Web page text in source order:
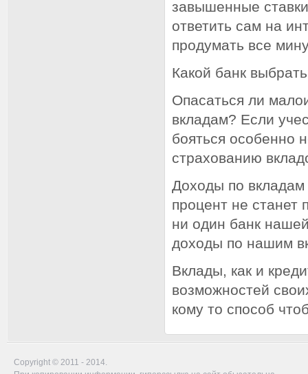
завышенные
ответить сам на
продумать все
Какой банк
Опасаться ли
вкладам? Если
бояться особенно
страхованию
Доходы по вкладам
процент не
ни один банк
доходы по нашим
Вклады, как и
возможностей
кому то способ
Copyright © 2011 - 2014.